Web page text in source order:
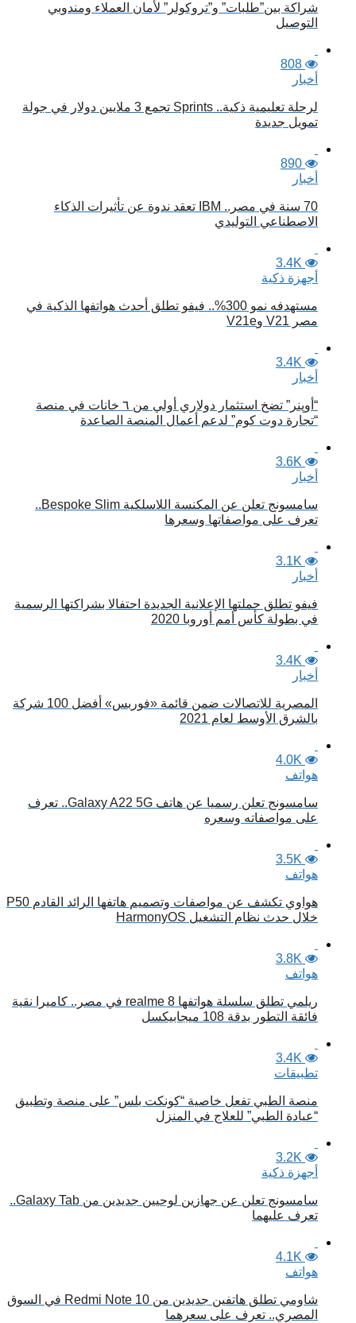
شراكة بين”طلبات” و”تروكولر” لأمان العملاء ومندوبي
التوصيل
808
أخبار
لرحلة تعليمية ذكية.. Sprints تجمع 3 ملايين دولار في جولة
تمويل جديدة
890
أخبار
70 سنة في مصر.. IBM تعقد ندوة عن تأثيرات الذكاء
الاصطناعي التوليدي
3.4K
أجهزة ذكية
مستهدفه نمو 300%.. فيفو تطلق أحدث هواتفها الذكية في
مصر V21 وV21e
3.4K
أخبار
“أوپنر” تضخ استثمار دولاري أولي من ٦ خانات في منصة
“تجارة دوت كوم” لدعم أعمال المنصة الصاعدة
3.6K
أخبار
سامسونج تعلن عن المكنسة اللاسلكية Bespoke Slim..
تعرف على مواصفاتها وسعرها
3.1K
أخبار
فيفو تطلق حملتها الإعلانية الجديدة احتفالا بشراكتها الرسمية
في بطولة كأس أمم أوروبا 2020
3.4K
أخبار
المصرية للاتصالات ضمن قائمة «فوربس» أفضل 100 شركة
بالشرق الأوسط لعام 2021
4.0K
هواتف
سامسونج تعلن رسميا عن هاتف Galaxy A22 5G.. تعرف
على مواصفاته وسعره
3.5K
هواتف
هواوي تكشف عن مواصفات وتصميم هاتفها الرائد القادم P50
خلال حدث نظام التشغيل HarmonyOS
3.8K
هواتف
ريلمي تطلق سلسلة هواتفها realme 8 في مصر.. كاميرا نقية
فائقة التطور بدقة 108 ميجابيكسل
3.4K
تطبيقات
منصة الطبي تفعل خاصية “كونكت بلس” على منصة وتطبيق
“عيادة الطبي” للعلاج في المنزل
3.2K
أجهزة ذكية
سامسونج تعلن عن جهازين لوحيين جديدين من Galaxy Tab..
تعرف عليهما
4.1K
هواتف
شاومي تطلق هاتفين جديدين من Redmi Note 10 في السوق
المصري.. تعرف على سعرهما